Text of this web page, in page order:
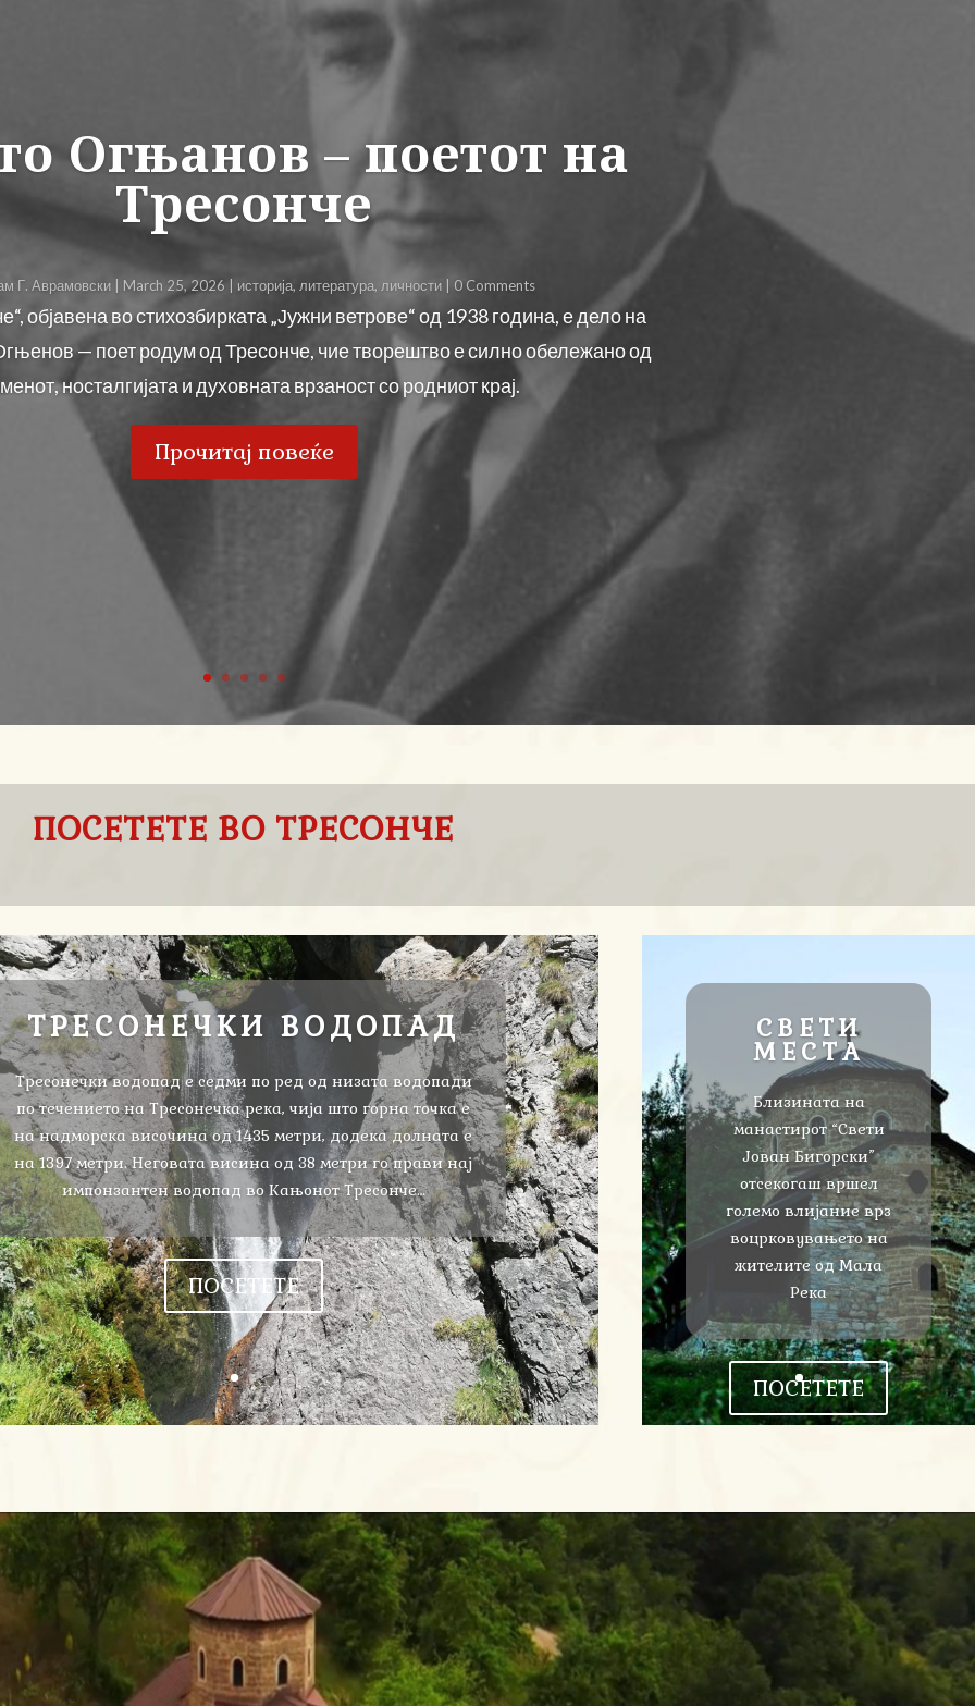
Огњанов – поетот на
Тресонче
Г. Аврамовски March 25, 2026 историја, литература, личности | 0 Comments
објавена во стихозбирката „Јужни ветрове“ од 1938 година, е дело на
— поет родум од Тресонче, чие творештво е силно обележано од
носталгијата и духовната врзаност со родниот крај.
Прочитај повеќе
ПОСЕТЕТЕ ВО ТРЕСОНЧЕ
ТРЕСОНЕЧКИ ВОДОПАД
Тресонечки водопад е седми по ред од низата водопади
по течението на Тресонечка река, чија што горна точка е
на надморска височина од 1435 метри, додека долната е
на 1397 метри. Неговата висина од 38 метри го прави нај
импонзантен водопад во Кањонот Тресонче…
ПОСЕТЕТЕ
СВЕТИ
МЕСТА
Близината на
манастирот “Свети
Јован Бигорски”
отсекогаш вршел
големо влијание врз
воцрковувањето на
жителите од Мала
Река
ПОСЕТЕТЕ
Video
Player